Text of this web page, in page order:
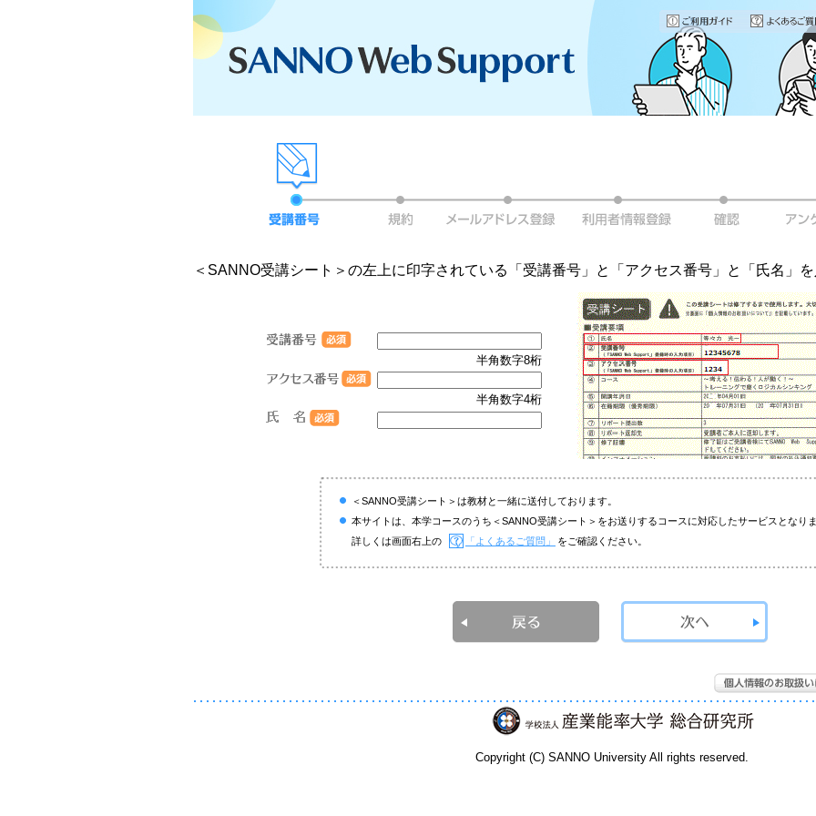
＜SANNO受講シート＞の左上に印字されている「受講番号」と「アクセス番号」と「氏名」
半角数字8桁
半角数字4桁
＜SANNO受講シート＞は教材と一緒に送付しております。
本サイトは、本学コースのうち＜SANNO受講シート＞をお送りするコースに対応したサービスとなり
詳しくは画面右上の
「よくあるご質問」 をご確認ください。
Copyright (C) SANNO University All rights reserved.